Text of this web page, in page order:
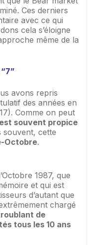
Ces derniers
avec ce qui
cela s’éloigne
même de la
avons repris
des années en
Comme on peut
souvent propice
souvent, cette
Octobre.
1987, que
et qui est
d’autant que
chargé
de
tous les 10 ans